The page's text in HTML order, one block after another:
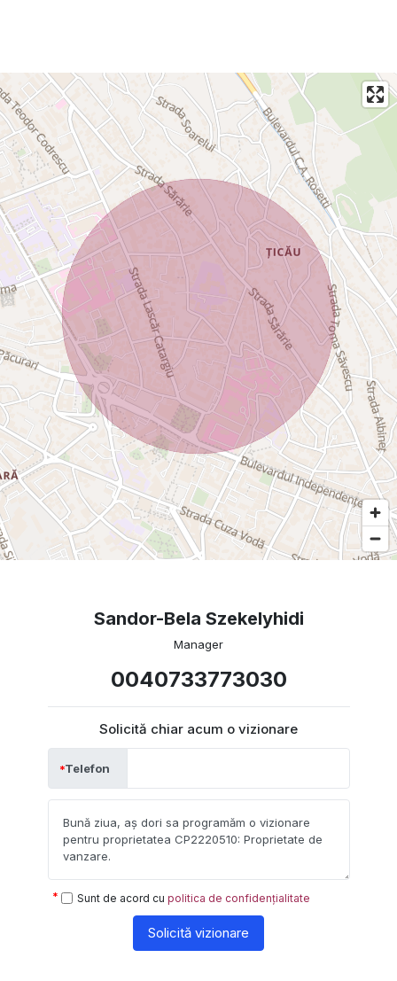
Preț final 1750000 euro cu posibilitate de achitare in 3
transe. Avans 50%.
Sandor-Bela Szekelyhidi
Manager
0040733773030
Solicită chiar acum o vizionare
Telefon
Sunt de acord cu politica de confidențialitate
Solicită vizionare